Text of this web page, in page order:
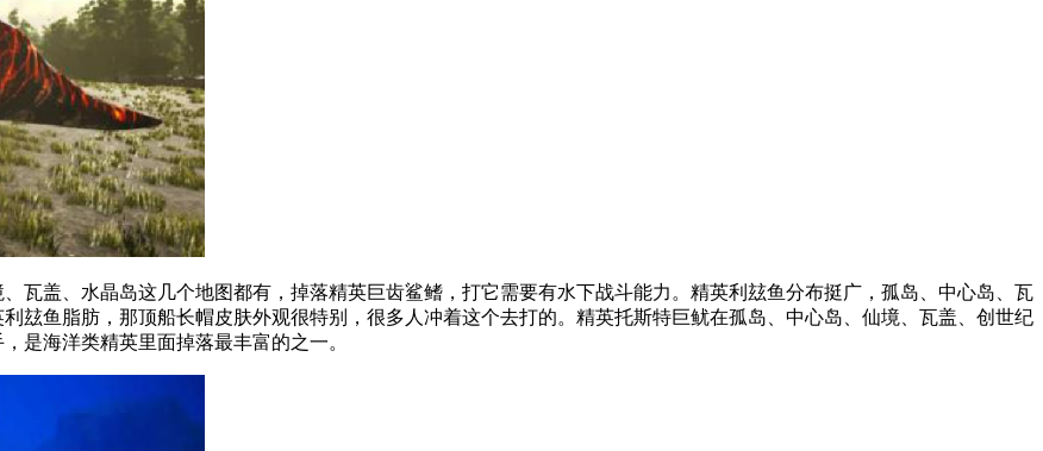
盖、水晶岛这几个地图都有，掉落精英巨齿鲨鳍，打它需要有水下战斗能力。精英利玆鱼分布挺广，孤岛、中心岛、瓦
玆鱼脂肪，那顶船长帽皮肤外观很特别，很多人冲着这个去打的。精英托斯特巨鱿在孤岛、中心岛、仙境、瓦盖、创世纪
是海洋类精英里面掉落最丰富的之一。